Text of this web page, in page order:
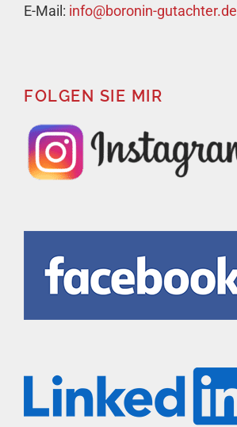
E-Mail: info@boronin-gutachter.de
FOLGEN SIE MIR